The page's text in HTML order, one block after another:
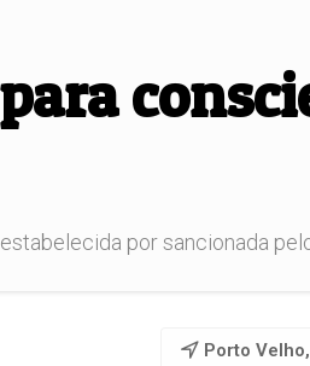
por sancionada pelo
Porto